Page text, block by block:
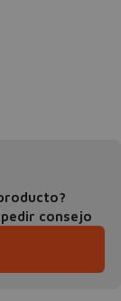
consejo